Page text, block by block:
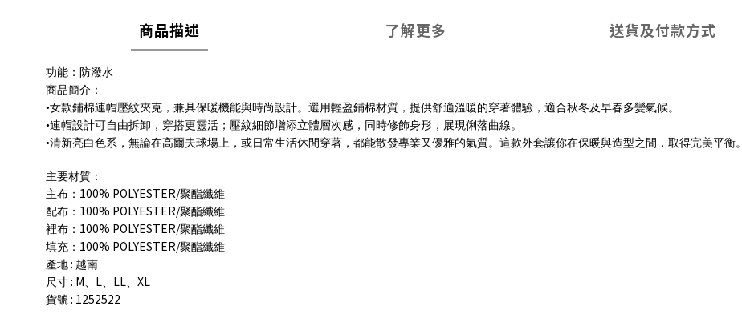
商品描述 了解更多 送貨及付款方式
功能：防潑水
商品簡介：
•女款鋪棉連帽壓紋夾克，兼具保暖機能與時尚設計。選用輕盈鋪棉材質，提供舒適溫暖的穿著體驗，適合秋冬及早春多變氣候。
•連帽設計可自由拆卸，穿搭更靈活；壓紋細節增添立體層次感，同時修飾身形，展現俐落曲線。
•清新亮白色系，無論在高爾夫球場上，或日常生活休閒穿著，都能散發專業又優雅的氣質。這款外套讓你在保暖與造型之間，取得完美平衡。
主要材質：
主布： 100% POLYESTER/聚酯纖維
配布： 100% POLYESTER/聚酯纖維
裡布： 100% POLYESTER/聚酯纖維
填充： 100% POLYESTER/聚酯纖維
產地 : 越南
尺寸 : M、 L、 LL、 XL
貨號 : 1252522